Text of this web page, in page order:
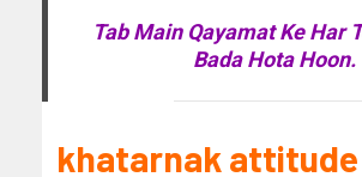
Tab Main Qayamat Ke Har
Bada Hota Hoon.
khatarnak